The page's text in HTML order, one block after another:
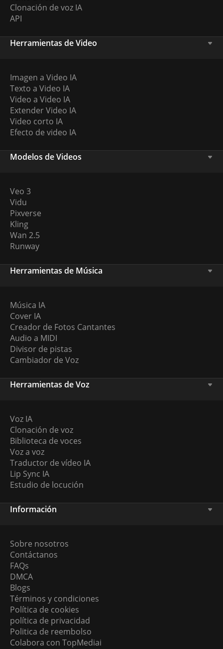
Clonación de voz IA
API
Herramientas de Video
Imagen a Video IA
Texto a Video IA
Video a Video IA
Extender Video IA
Video corto IA
Efecto de video IA
Modelos de Videos
Veo 3
Vidu
Pixverse
Kling
Wan 2.5
Runway
Herramientas de Música
Música IA
Cover IA
Creador de Fotos Cantantes
Audio a MIDI
Divisor de pistas
Cambiador de Voz
Herramientas de Voz
Voz IA
Clonación de voz
Biblioteca de voces
Voz a voz
Traductor de vídeo IA
Lip Sync IA
Estudio de locución
Información
Sobre nosotros
Contáctanos
FAQs
DMCA
Blogs
Términos y condiciones
Política de cookies
política de privacidad
Politica de reembolso
Colabora con TopMediai